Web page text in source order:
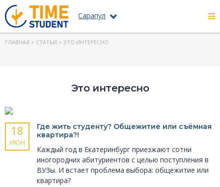
Сарапул
ГЛАВНАЯ > СТАТЬИ > ЭТО ИНТЕРЕСНО
Это интересно
18
ИЮН
Где жить студенту? Общежитие или съёмная
квартира?!
Каждый год в Екатеринбург приезжают сотни
иногородних абитуриентов с целью поступления в
ВУЗы. И встает проблема выбора: общежитие или
квартира?